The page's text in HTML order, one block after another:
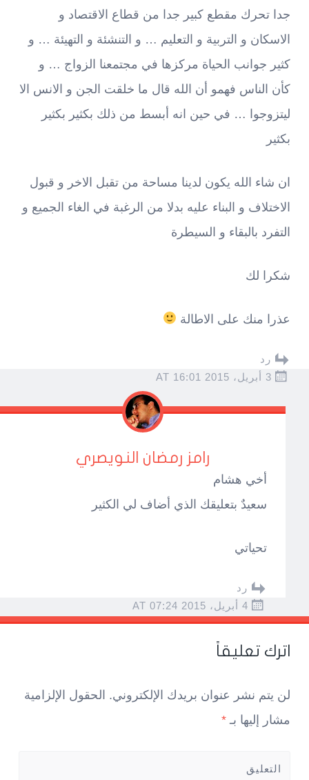
جدا تحرك مقطع كبير جدا من قطاع الاقتصاد و
الاسكان و التربية و التعليم … و التنشئة و التهيئة … و
كثير جوانب الحياة مركزها في مجتمعنا الزواج … و
كأن الناس فهمو أن الله قال ما خلقت الجن و الانس الا
ليتزوجوا … في حين انه أبسط من ذلك بكثير بكثير
بكثير
ان شاء الله يكون لدينا مساحة من تقبل الاخر و قبول
الاختلاف و البناء عليه بدلا من الرغبة في الغاء الجميع و
التفرد بالبقاء و السيطرة
شكرا لك
عذرا منك على الاطالة
رد
3 أبريل، 2015 AT 16:01
رامز رمضان النويصري
أخي هشام
سعيدٌ بتعليقك الذي أضاف لي الكثير
تحياتي
رد
4 أبريل، 2015 AT 07:24
اترك تعليقاً
لن يتم نشر عنوان بريدك الإلكتروني. الحقول الإلزامية
مشار إليها بـ *
التعليق